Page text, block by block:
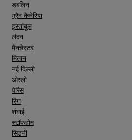
डबलिन
ग्रैन कैनेरिया
इस्तांबूल
लंदन
मैनचेस्टर
मिलान
नई दिल्ली
ओस्लो
पेरिस
रिगा
शंघाई
स्टॉकहोम
सिडनी